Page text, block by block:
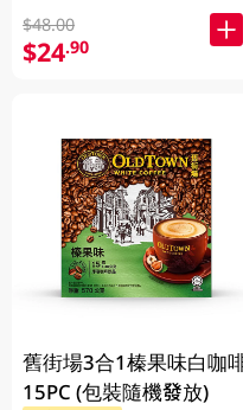
$48.00
$24.90
舊街場3合1榛果味白咖
15PC (包裝隨機發放)